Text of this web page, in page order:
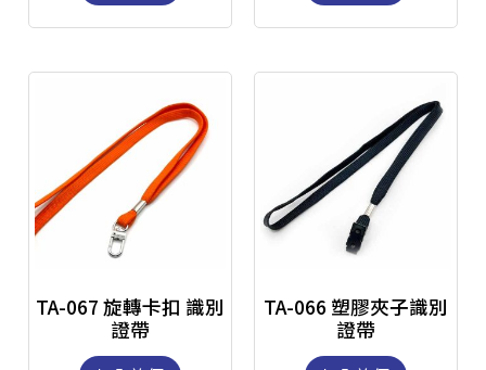
TA-067 旋轉卡扣 識別
證帶
TA-066 塑膠夾子識別
證帶